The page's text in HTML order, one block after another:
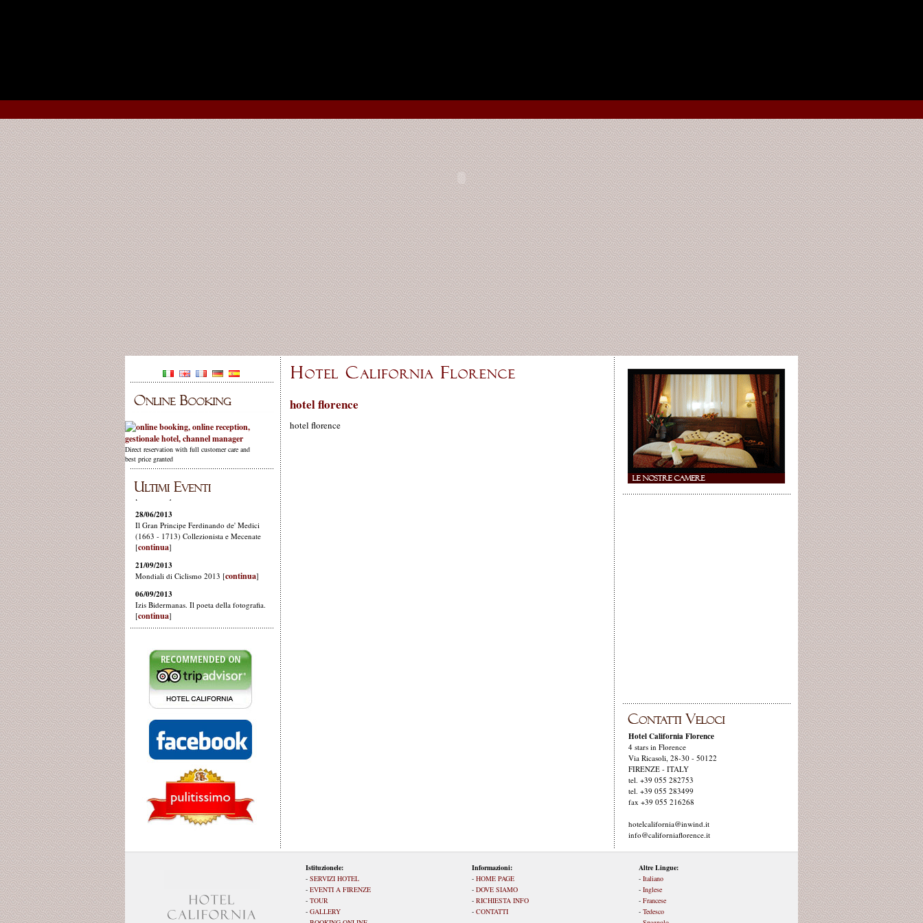
Direct reservation with full customer care and
best price granted
hotel florence
hotel florence
Hotel California Florence
4 stars in Florence
Via Ricasoli, 28-30 - 50122
FIRENZE - ITALY
tel. +39 055 282753
tel. +39 055 283499
fax +39 055 216268
hotelcalifornia@inwind.it
info@californiaflorence.it
Istituzionele:
- SERVIZI HOTEL
- EVENTI A FIRENZE
- TOUR
- GALLERY
Informazioni:
- HOME PAGE
- DOVE SIAMO
- RICHIESTA INFO
- CONTATTI
Altre Lingue:
- Italiano
- Inglese
- Francese
- Tedesco